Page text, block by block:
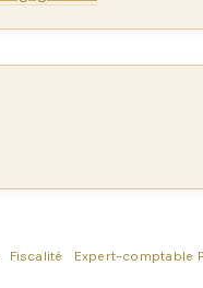
Fiscalité Expert-comptable